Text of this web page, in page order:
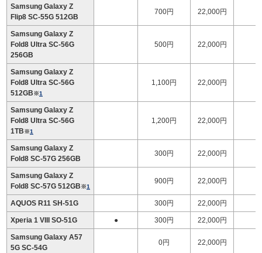
Samsung Galaxy Z
Flip8 SC-55G 512GB
700円 22,000円
Samsung Galaxy Z
Fold8 Ultra SC-56G
256GB
500円 22,000円
Samsung Galaxy Z
Fold8 Ultra SC-56G
512GB※1
1,100円 22,000円
Samsung Galaxy Z
Fold8 Ultra SC-56G
1TB※1
1,200円 22,000円
Samsung Galaxy Z
Fold8 SC-57G 256GB
300円 22,000円
Samsung Galaxy Z
Fold8 SC-57G 512GB※1
900円 22,000円
AQUOS R11 SH-51G 300円 22,000円
Xperia 1 VIII SO-51G ● 300円 22,000円
Samsung Galaxy A57
5G SC-54G
0円 22,000円